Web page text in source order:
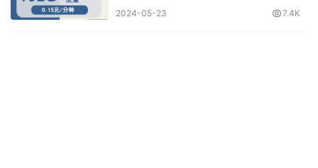
副卡
2024-05-23 7.4K